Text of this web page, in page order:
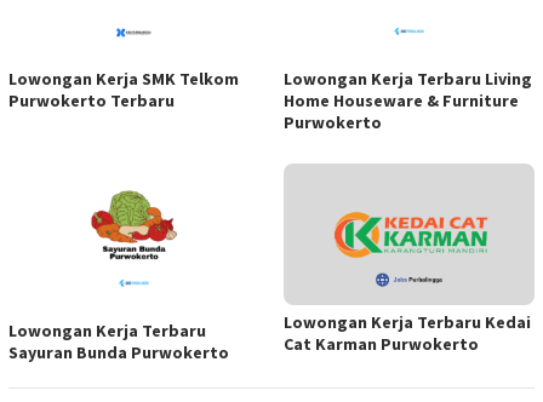
Lowongan Kerja SMK Telkom
Purwokerto Terbaru
Lowongan Kerja Terbaru Living
Home Houseware & Furniture
Purwokerto
Lowongan Kerja Terbaru
Sayuran Bunda Purwokerto
Lowongan Kerja Terbaru Kedai
Cat Karman Purwokerto